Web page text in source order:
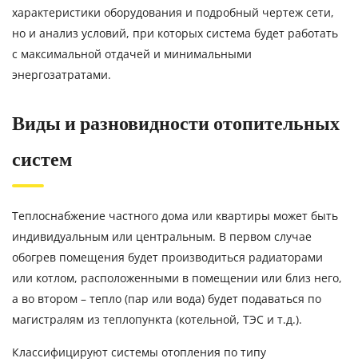
характеристики оборудования и подробный чертеж сети,
но и анализ условий, при которых система будет работать
с максимальной отдачей и минимальными
энергозатратами.
Виды и разновидности отопительных
систем
Теплоснабжение частного дома или квартиры может быть
индивидуальным или центральным. В первом случае
обогрев помещения будет производиться радиаторами
или котлом, расположенными в помещении или близ него,
а во втором – тепло (пар или вода) будет подаваться по
магистралям из теплопункта (котельной, ТЭС и т.д.).
Классифицируют системы отопления по типу